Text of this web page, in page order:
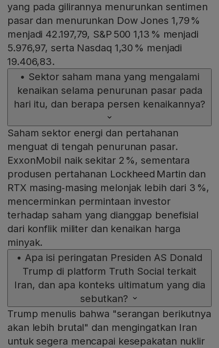
yang pada gilirannya menurunkan sentimen
pasar dan menurunkan Dow Jones 1,79 %
menjadi 42.197,79, S&P 500 1,13 % menjadi
5.976,97, serta Nasdaq 1,30 % menjadi
19.406,83.
• Sektor saham mana yang mengalami
kenaikan selama penurunan pasar pada
hari itu, dan berapa persen kenaikannya?
Saham sektor energi dan pertahanan
menguat di tengah penurunan pasar.
ExxonMobil naik sekitar 2 %, sementara
produsen pertahanan Lockheed Martin dan
RTX masing‑masing melonjak lebih dari 3 %,
mencerminkan permintaan investor
terhadap saham yang dianggap benefisial
dari konflik militer dan kenaikan harga
minyak.
• Apa isi peringatan Presiden AS Donald
Trump di platform Truth Social terkait
Iran, dan apa konteks ultimatum yang dia
sebutkan?
Trump menulis bahwa "serangan berikutnya
akan lebih brutal" dan mengingatkan Iran
untuk segera mencapai kesepakatan nuklir